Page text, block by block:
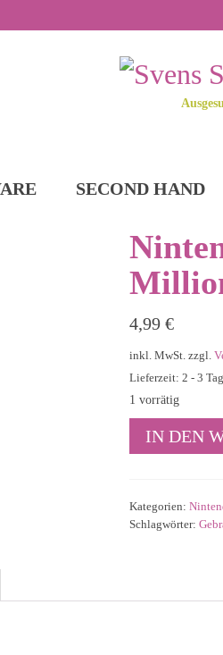
SECOND HAND
4,99 €
inkl. MwSt. zzgl.
Lieferzeit: 2 - 3
1 vorrätig
DS:
1.
Edition
IN DEN
Kategorien:
Schlagwörter: